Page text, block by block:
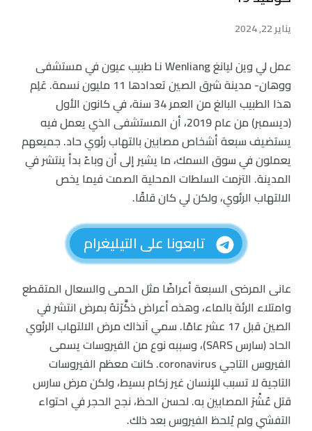
يناير 22, 2024
عمل لي وين ليانغ Li Wenliang طبيب عيون في مستشفى
ووهان- مدينة شرق الصين تعدادها 11 مليون نسمة. عَلِم
هذا الطبيب البالغ من العمر 34 سنة، في كانون الأول
(ديسمبر) من عام 2019، أن المستشفى الذي يعمل فيه
يستضيف سبعة أشخاص مصابين بالتهاب رئوي حاد. جميعهم
يعملون في سوق السمك، ما يشير إلى أن وباءً بدأ ينتشر في
المدينة. التزمت السلطات المحلية الصمت فيما يخص
الالتهاب الرئوي، ولكن لي كان قلقًا.
تابعونا على التيليغرام
عانى المرضى السبعة أعراضًا مثل الحمى والسعال المتقطع
وامتلاء الرئة بالماء، وهذه أعراض ذكَّرَتهُ بمرض انتشر في
الصين قبل 17 عشر عامًا. سمي آنذاك مرض الالتهاب الرئوي
الحاد (سارس SARS)، وسببه نوع من الفيروسات يسمى
الفيروس التاجي coronavirus. كانت معظم الفيروسات
التاجية لا تسبب للإنسان غير زكام بسيط، ولكن مرض سارس
قتل عُشْرَ المصابين به. لحسن الحظ، نجح الحجر في احتواء
التفشي ولم يُلحظ الفيروس بعد ذلك.